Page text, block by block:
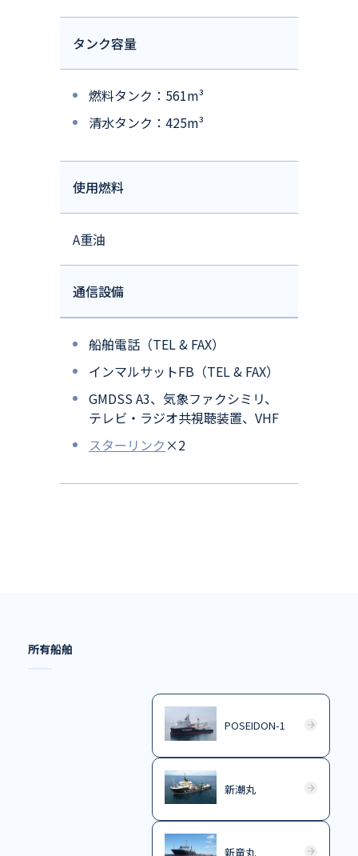
タンク容量
燃料タンク：561m³
清水タンク：425m³
使用燃料
A重油
通信設備
船舶電話（TEL & FAX）
インマルサットFB（TEL & FAX）
GMDSS A3、気象ファクシミリ、
テレビ・ラジオ共視聴装置、VHF
スターリンク ×2
所有船舶
POSEIDON-1
新潮丸
新竜丸